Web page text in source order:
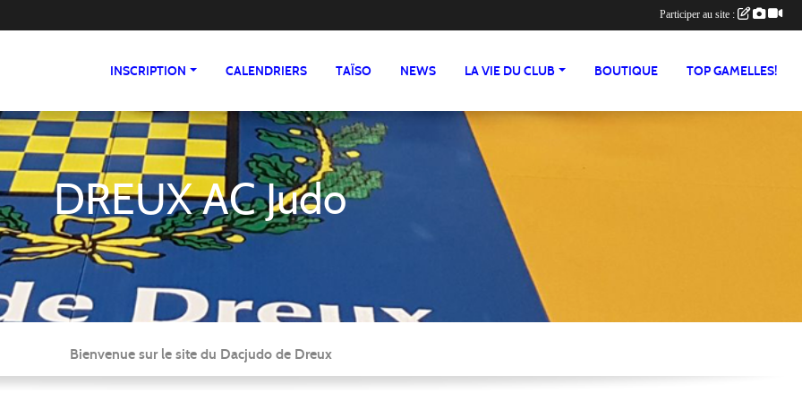
INSCRIPTION CALENDRIERS TAÏSO NEWS LA VIE DU CLUB BOUTIQUE TOP GAMELLES!
DREUX AC Judo
Bienvenue sur le site du Dacjudo de Dreux
Participer au site :